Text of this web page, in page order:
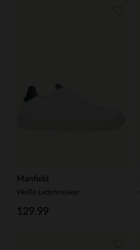
Manfield
Weiße Ledersneaker
129.99